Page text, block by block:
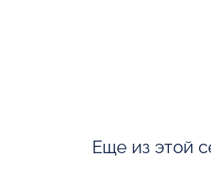
Еще из этой